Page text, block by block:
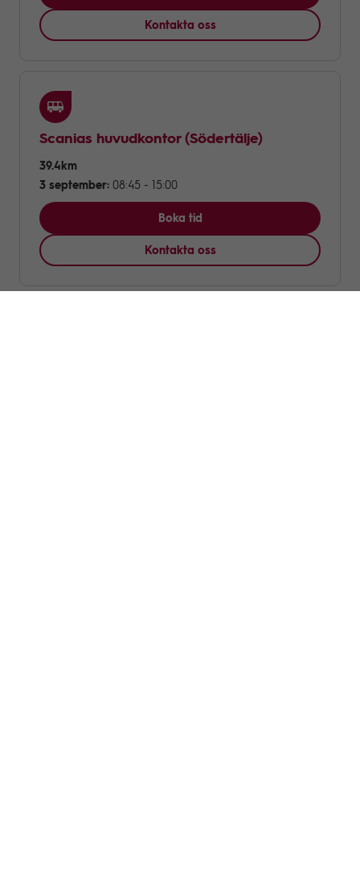
Kontakta oss
Scanias huvudkontor(Södertälje)
3 september: 08:45 - 15:00
39.4km
Boka tid
Kontakta oss